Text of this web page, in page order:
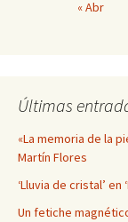
« Abr
Últimas
«La memoria de la
Martín Flores
‘Lluvia de cristal’ en
Un fetiche